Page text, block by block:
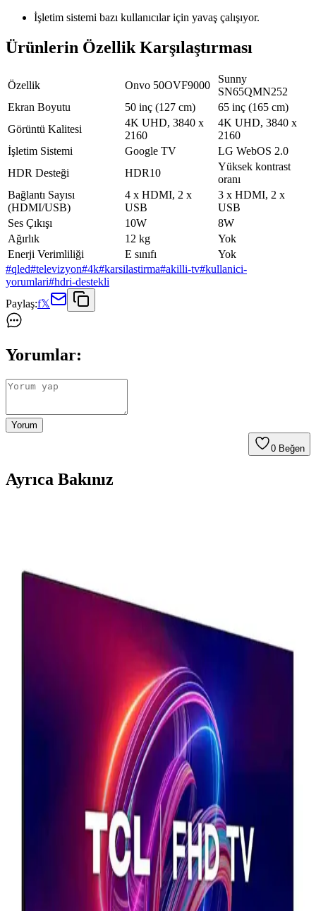
İşletim sistemi bazı kullanıcılar için yavaş çalışıyor.
Ürünlerin Özellik Karşılaştırması
Özellik Onvo 50OVF9000
Sunny
SN65QMN252
Ekran Boyutu
50 inç (127 cm)
65 inç (165 cm)
Görüntü Kalitesi
4K UHD, 3840 x
2160
4K UHD, 3840 x
2160
İşletim Sistemi
Google TV
LG WebOS 2.0
HDR Desteği
HDR10
Yüksek kontrast
oranı
Bağlantı Sayısı
(HDMI/USB)
4 x HDMI, 2 x
USB
3 x HDMI, 2 x
USB
Ses Çıkışı
10W
8W
Ağırlık
12 kg
Yok
Enerji Verimliliği
E sınıfı
Yok
#qled#televizyon#4k#karsilastirma#akilli-tv#kullanici-
yorumlari#hdri-destekli
Paylaş:f𝕏
Yorumlar:
Yorum
0 Beğen
Ayrıca Bakınız
Toshiba 55QA5D63DT, 55 inç 4K Ultra HD QLED ekranı ve
Android Smart TV özellikleriyle yüksek kalite ve kullanım kolaylığı
sunar. Uydu ve bağlantı seçenekleriyle zengin içerik erişimi sağlar.
75 İnç Samsung ve Sunny Akıllı Televizyonların
Teknik Özellikleri ve Kullanıcı Deneyimleri
Samsung ve Sunny markalarının 75 inçlik akıllı televizyonları, 4K
çözünürlük ve HDR ile yüksek görüntü kalitesi sunar. Samsung’un
QLED teknolojisi ve Tizen işletim sistemi, üstün görsel ve akıllı
Grundig 55 inç ve Samsung 65 inç Televizyonların
Özellikleri ve Karşılaştırması
İki popüler televizyon modeli olan Grundig 55 inç ve Samsung 65
inç'in özellikleri, teknolojileri ve kullanım alanları detaylı
karşılaştırmasıyla, doğru seçim yapmanıza yardımcı oluyor.
Samsung 55Q7FA ve 65CU8100 Televizyonlarının
Detaylı Karşılaştırması
İki Samsung televizyon modeli 55Q7FA ve 65CU8100 detaylı
karşılaştırmasıyla ekran, görüntü, ses ve özellikler analiz edilerek
seçim yapmanıza yardımcı oluyor.